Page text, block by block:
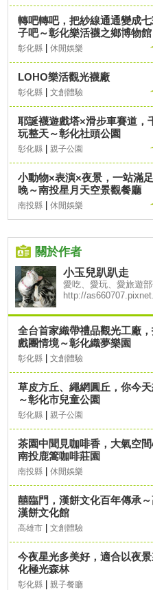
轉吧轉吧，把紗線通通變成
子吧～彰化樂活襪之鄉博物館
彰化縣 休閒娛樂
LOHO樂活觀光襪廠
彰化縣 文創體驗
耶誕襪遊戲塔×滑步車賽道，
玩整天～彰化社頭公園
彰化縣 親子公園
小動物×表演×夜景，一站滿
晚～南投星月天空景觀餐廳
南投縣 休閒娛樂
關於作者
小玉兒趴趴走
愛吃、愛玩、愛旅遊部
http://
全台首家織帶禮品觀光工廠
戲團情境～彰化織夢樂園
彰化縣 文創體驗
草皮方丘、繩網圓丘，你今
～彰化市兒童公園
彰化縣 親子公園
茶園中聞見咖啡香，大氣空
南投鹿篙咖啡莊園
南投縣 休閒娛樂
囍臨門，漢餅文化百年傳承
漢餅文化館
高雄市 文創體驗
今夜星光多美好，適合以夜
化極光森林
彰化縣 親子餐廳